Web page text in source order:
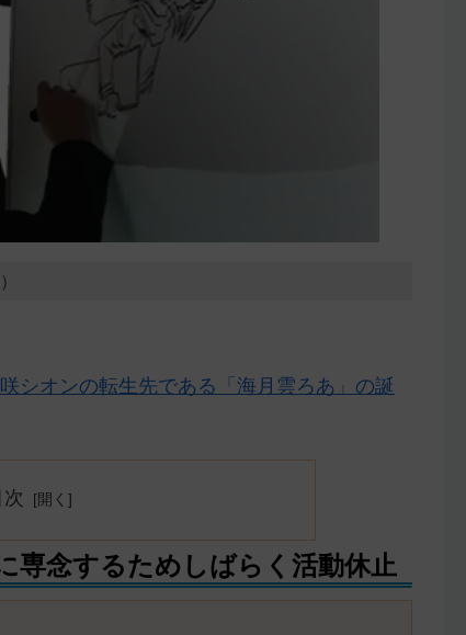
シオンの転生先である「海月雲ろあ」の誕
専念するためしばらく活動休止